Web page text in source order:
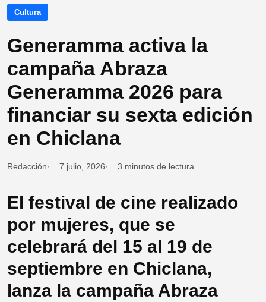
Cultura
Generamma activa la
campaña Abraza
Generamma 2026 para
financiar su sexta edición
en Chiclana
Redacción 7 julio, 2026 3 minutos de lectura
El festival de cine realizado
por mujeres, que se
celebrará del 15 al 19 de
septiembre en Chiclana,
lanza la campaña Abraza